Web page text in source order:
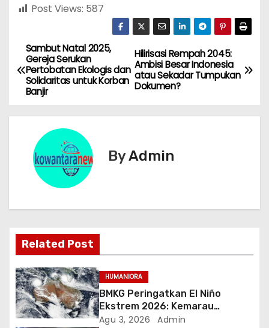
Post Views: 587
N
a
s
i
p
o
s
Hilirisasi Rempah 2045:
Ambisi Besar Indonesia
atau Sekadar Tumpukan
Dokumen?
Sambut Natal 2025,
Gereja Serukan
Pertobatan Ekologis dan
Solidaritas untuk Korban
Banjir
ByAdmin
Related Post
HUMANIORA
BMKG Peringatkan El Niño
Ekstrem 2026: Kemarau
Panjang Berpeluang 98 Persen
Agu 3, 2026 Admin